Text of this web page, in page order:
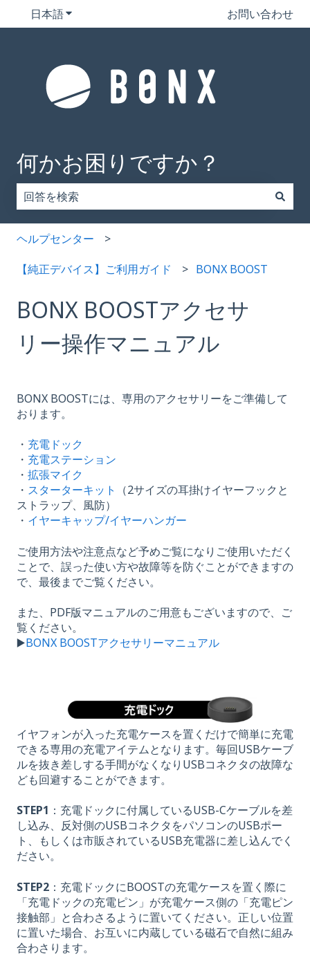
日本語翻訳のサブメニューを表示 お問い合わせ
何かお困りですか？
ヘルプセンター
【純正デバイス】ご利用ガイド BONX BOOST
BONX BOOSTアクセサ
リー操作マニュアル
BONX BOOSTには、専用のアクセサリーをご準備して
おります。
・ 充電ドック
・ 充電ステーション
・ 拡張マイク
・ スターターキット
（2サイズの耳掛けイヤーフックと
ストラップ、風防）
・ イヤーキャップ/イヤーハンガー
ご使用方法や注意点など予めご覧になりご使用いただく
ことで、誤った使い方や故障等を防ぐことができますの
で、最後までご覧ください。
また、PDF版マニュアルのご用意もございますので、ご
覧ください。
▶️BONX BOOSTアクセサリーマニュアル
イヤフォンが入った充電ケースを置くだけで簡単に充電
できる専用の充電アイテムとなります。毎回USBケーブ
ルを抜き差しする手間がなくなりUSBコネクタの故障な
ども回避することができます。
STEP1 ：充電ドックに付属しているUSB-Cケーブルを差
し込み、反対側のUSBコネクタをパソコンのUSBポー
ト、もしくは市販されているUSB充電器に差し込んでく
ださい。
STEP2 ：充電ドックにBOOSTの充電ケースを置く際に
「充電ドックの充電ピン」が充電ケース側の「充電ピン
接触部」と合わさるように置いてください。正しい位置
に置いた場合、お互いに内蔵している磁石で自然に組み
合わさります。